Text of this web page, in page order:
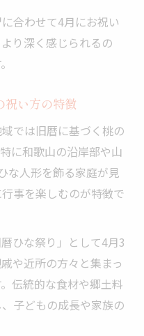
合わせて4月にお祝い
り深く感じられるの
祝い方の特徴
では旧暦に基づく桃の
に和歌山の沿岸部や山
な人形を飾る家庭が見
事を楽しむのが特徴で
ひな祭り」として4月3
や近所の方々と集まっ
伝統的な食材や郷土料
子どもの成長や家族の